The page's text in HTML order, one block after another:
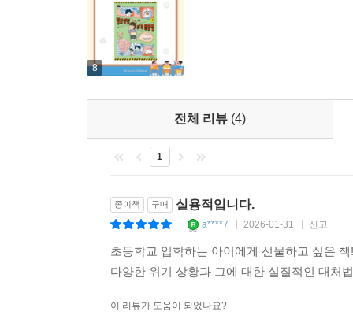
8
전체 리뷰 (4)
1
종이책 구매 실용적입니다.
a****7 2026-01-31 신고
초등학교 입학하는 아이에게 선물하고 싶은
다양한 위기 상황과 그에 대한 실질적인 대처
이 리뷰가 도움이 되었나요?